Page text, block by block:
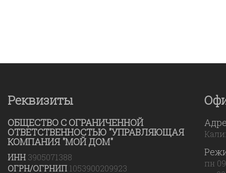
Реквизиты
ОБЩЕСТВО С ОГРАНИЧЕННОЙ
ОТВЕТСТВЕННОСТЬЮ "УПРАВЛЯЮЩАЯ
КОМПАНИЯ "МОЙ ДОМ"
ИНН 3905071388
ОГРН/ОГРНИП 1053900209923
пн